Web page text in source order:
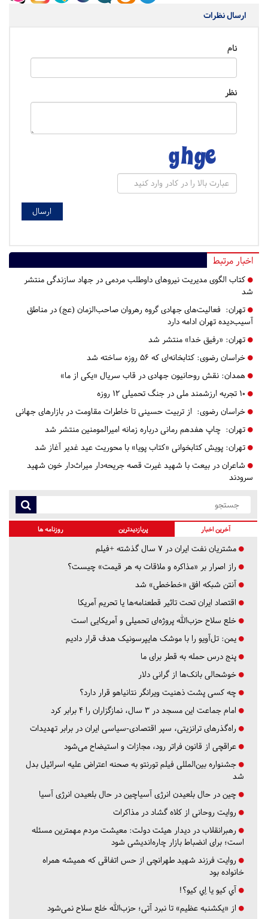
ارسال نظرات
نام
نظر
اخبار مرتبط
کتاب الگوی مدیریت نیروهای داوطلب مردمی در جهاد سازندگی منتشر
شد
تهران: فعالیت‌های جهادی گروه رهروان صاحب‌الزمان (عج) در مناطق
آسیب‌دیده تهران ادامه دارد
تهران: «رفیق خدا» منتشر شد
خراسان رضوی: کتابخانه‌ای که ۵۶ روزه ساخته شد
همدان: نقش روحانیون جهادی در قاب سریال «یکی از ما»
۱۰ تجربه ارزشمند ملی در جنگ تحمیلی ۱۲ روزه
خراسان رضوی: از تربیت حسینی تا خاطرات مقاومت در بازارهای جهانی
تهران: چاپ هفدهم رمانی درباره زمانه امیرالمومنین منتشر شد
تهران: پویش کتابخوانی «کتاب پویا» با محوریت عید غدیر آغاز شد
شاعران در بیعت با شهید غیرت قصه جریحه‌دار میراث‌دار خون شهید
سرودند
آخرین اخبار پربازدیدترین روزنامه ها
مشتریان نفت ایران در ۷ سال گذشته +فیلم
راز اصرار بر «مذاکره و ملاقات به هر قیمت» چیست؟
آنتن شبکه افق «خط‌خطی» شد
اقتصاد ایران تحت تاثیر قطعنامه‌ها یا تحریم‌ آمریکا
خلع سلاح حزب‌الله پروژه‌ای تحمیلی و آمریکایی است
یمن: تل‌آویو را با موشک هایپرسونیک هدف قرار دادیم
پنج درس‌ حمله به قطر برای ما
خوشحالی بانک‌ها از گرانی دلار
چه کسی پشت ذهنیت ویرانگر نتانیاهو قرار دارد؟
امام جماعت این مسجد در ۳ سال، نمازگزاران را ۴ برابر کرد
راه‌گذرهای ترانزیتی، سپر اقتصادی-سیاسی ایران در برابر تهدیدات
عراقچی از قانون فراتر رود، مجازات و استیضاح می‌شود
جشنواره بین‌المللی فیلم تورنتو به صحنه اعتراض علیه اسرائیل بدل
شد
چین در حال بلعیدن انرژی آسیاچین در حال بلعیدن انرژی آسیا
روایت روحانی از کلاه گشاد در مذاکرات
رهبرانقلاب در دیدار هیئت دولت: معیشت مردم مهمترین مسئله
است؛ برای انضباط بازار چاره‌اندیشی شود
روایت فرزند شهید طهرانچی از حس اتفاقی که همیشه همراه
خانواده بود
آي كيو يا اِي كيو؟!
از «یکشنبه عظیم» تا نبرد آتی؛ حزب‌الله خلع سلاح نمی‌شود